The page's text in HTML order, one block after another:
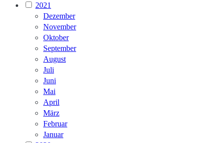
2021
Dezember
November
Oktober
September
August
Juli
Juni
Mai
April
März
Februar
Januar